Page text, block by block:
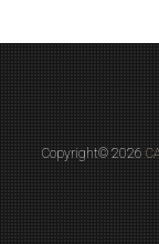
Copyright© 2026